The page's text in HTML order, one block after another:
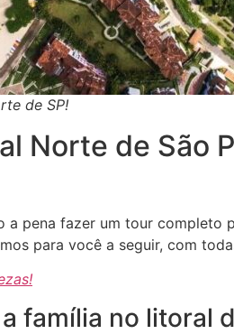
de SP!
Norte de São
a pena fazer um tour completo
para você a seguir, com
família no litoral